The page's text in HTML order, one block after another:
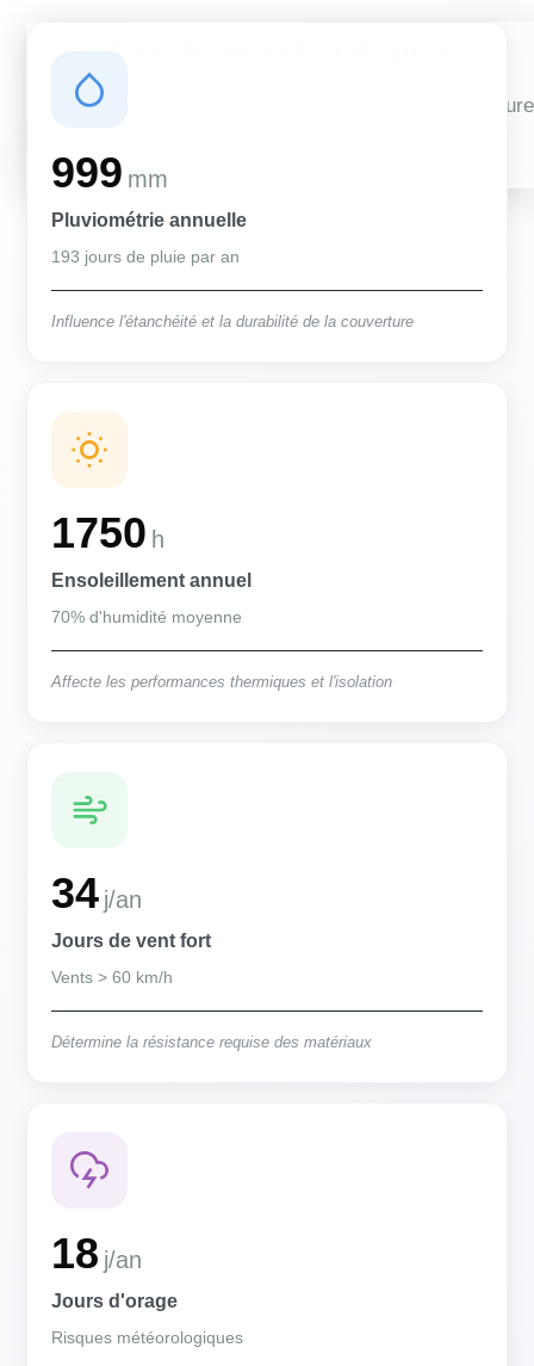
Des conditions qui influencent vos travaux de couverture
999 mm
Pluviométrie annuelle
193 jours de pluie par an
Influence l'étanchéité et la durabilité de la couverture
1750 h
Ensoleillement annuel
70% d'humidité moyenne
Affecte les performances thermiques et l'isolation
34 j/an
Jours de vent fort
Vents > 60 km/h
Détermine la résistance requise des matériaux
18 j/an
Jours d'orage
Risques météorologiques